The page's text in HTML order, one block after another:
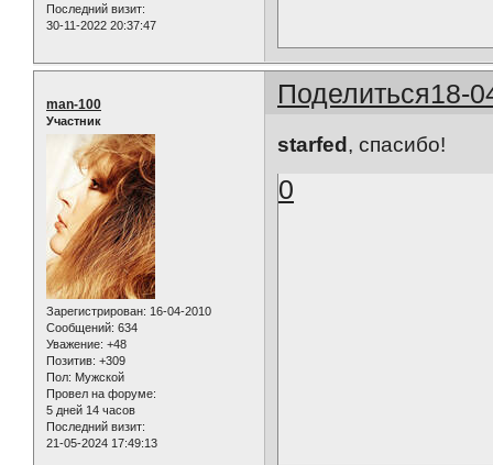
Последний визит:
30-11-2022 20:37:47
Поделиться18-
man-100
Участник
Зарегистрирован: 16-04-2010
Сообщений: 634
Уважение: +48
Позитив: +309
Пол: Мужской
Провел на форуме:
5 дней 14 часов
Последний визит:
21-05-2024 17:49:13
starfed , спасибо!
0